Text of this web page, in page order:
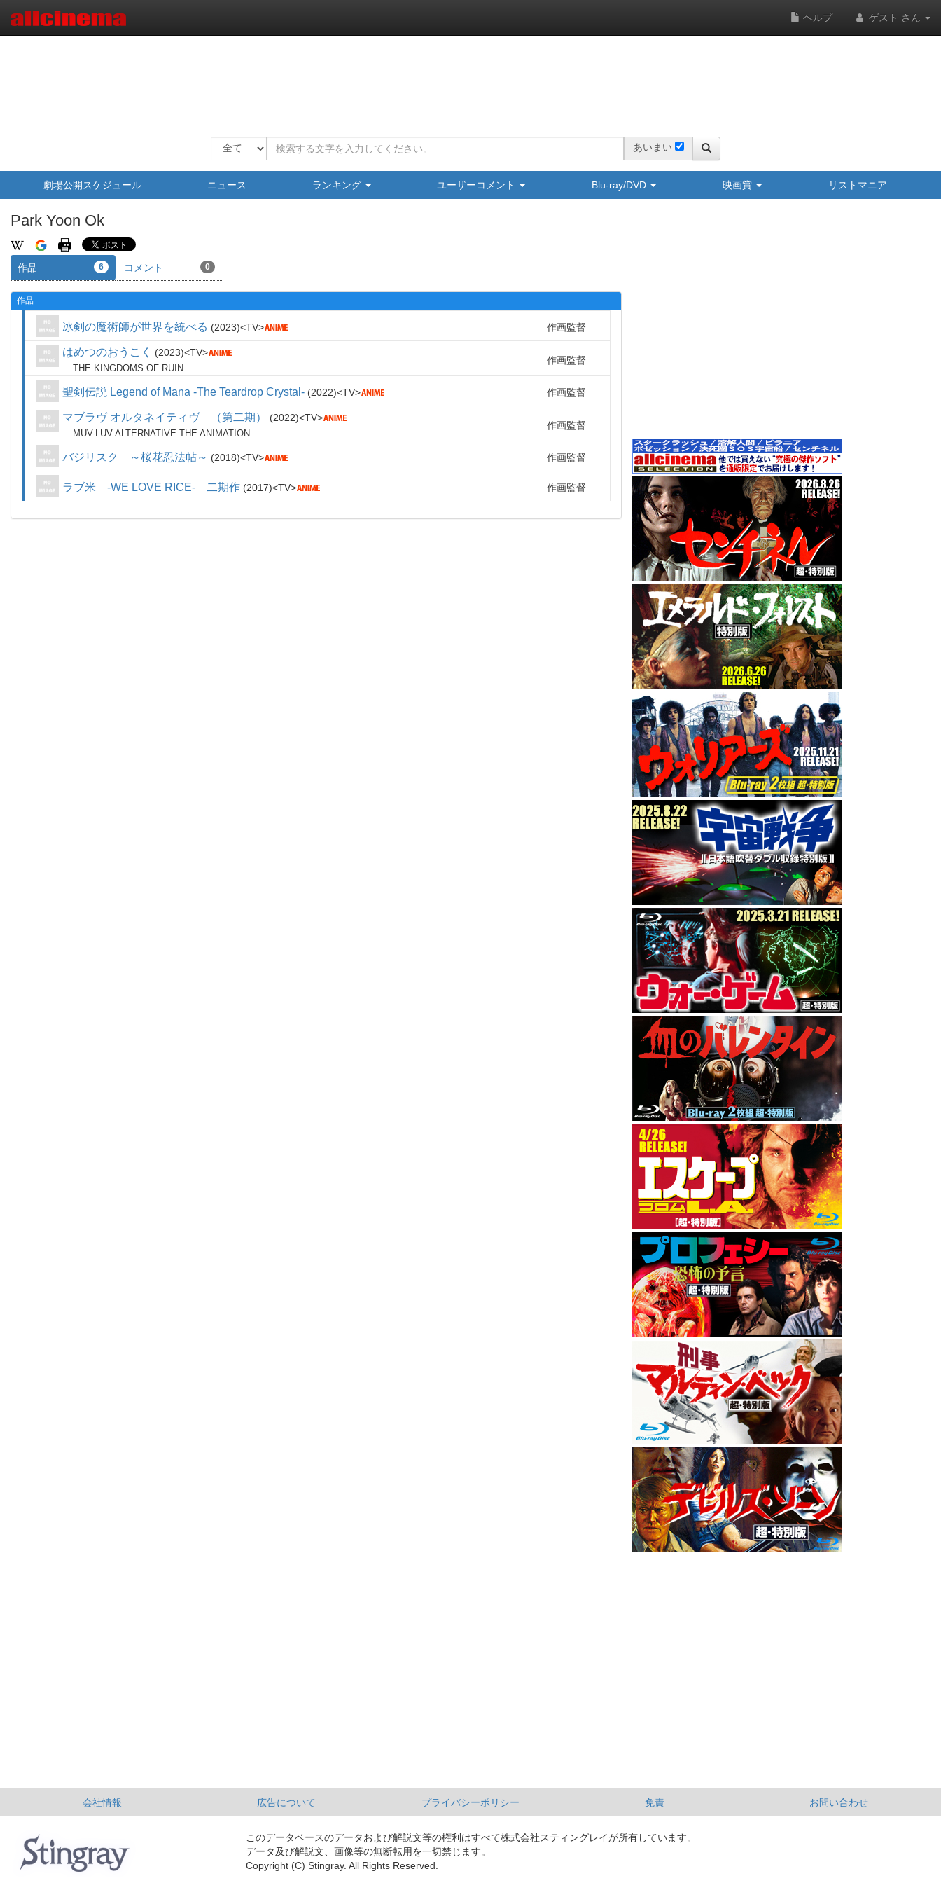
ヘルプ ゲスト さん
あいまい
劇場公開スケジュール ニュース ランキング ユーザーコメント Blu-ray/DVD 映画賞 リストマニア
Park Yoon Ok
作品 6 コメント 0
作品
冰剣の魔術師が世界を統べる 2023 TV 作画監督
はめつのおうこく 2023 TV
THE KINGDOMS OF RUIN
作画監督
聖剣伝説 Legend of Mana -The Teardrop Crystal- 2022 TV 作画監督
マブラヴ オルタネイティヴ （第二期） 2022 TV
MUV-LUV ALTERNATIVE THE ANIMATION
作画監督
バジリスク ～桜花忍法帖～ 2018 TV 作画監督
ラブ米 -WE LOVE RICE- 二期作 2017 TV 作画監督
会社情報 広告について プライバシーポリシー 免責 お問い合わせ
このデータベースのデータおよび解説文等の権利はすべて株式会社スティングレイが所有しています。
データ及び解説文、画像等の無断転用を一切禁じます。
Copyright (C) Stingray. All Rights Reserved.